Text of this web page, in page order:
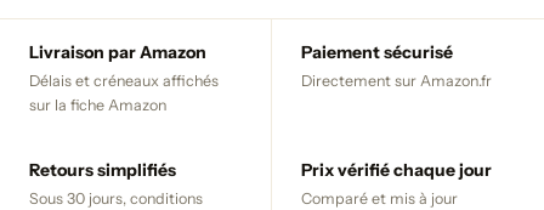
Livraison par Amazon
Délais et créneaux affichés
sur la fiche Amazon
Paiement sécurisé
Directement sur Amazon.fr
Retours simplifiés
Sous 30 jours, conditions
Prix vérifié chaque jour
Comparé et mis à jour